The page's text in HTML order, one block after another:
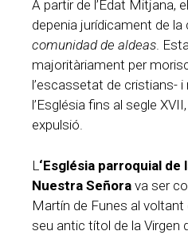
A partir de l’Edat Mitjana,
depenia jurídicament de la
comunidad de aldeas.
majoritàriament per
l’escassetat de cristians-
l’Església fins al segle
expulsió.
L ‘Església parroquial de
Nuestra Señora va ser
Martín de Funes al voltant
seu antic títol de la Virgen